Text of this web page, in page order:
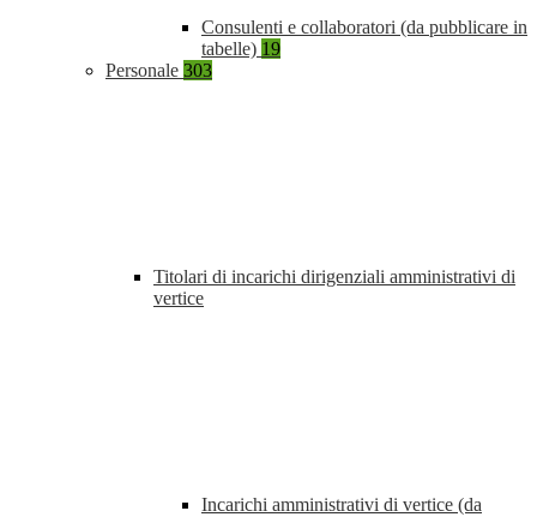
Consulenti e collaboratori (da pubblicare in
tabelle) 19
Personale 303
Titolari di incarichi dirigenziali amministrativi di
vertice
Incarichi amministrativi di vertice (da